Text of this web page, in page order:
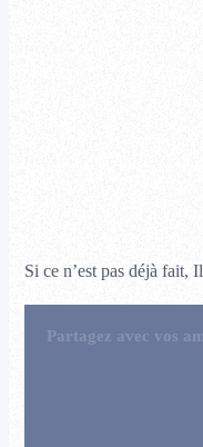
Si ce n’est pas déjà
Partagez avec vos